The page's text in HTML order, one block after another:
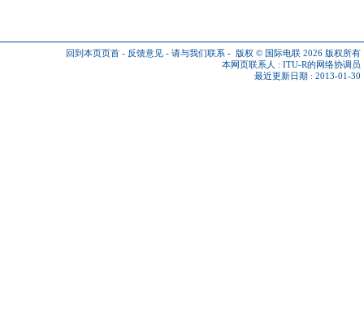
回到本页页首 - 反馈意见 - 请与我们联系 - 版权 © 国际电联 2026 版权所有
本网页联系人 : ITU-R的网络协调员
最近更新日期 : 2013-01-30